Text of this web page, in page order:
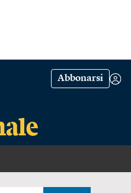
Abbonarsi